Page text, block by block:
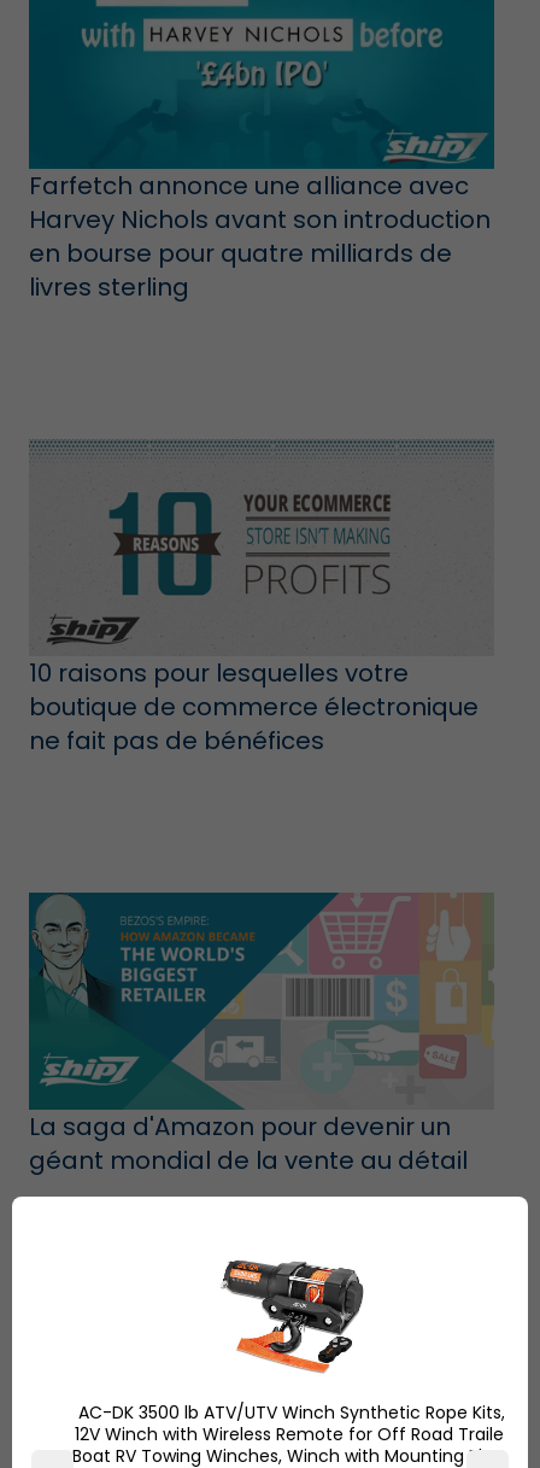
Farfetch annonce une alliance avec
Harvey Nichols avant son introduction
en bourse pour quatre milliards de
livres sterling
10 raisons pour lesquelles votre
boutique de commerce électronique
ne fait pas de bénéfices
La saga d'Amazon pour devenir un
géant mondial de la vente au détail
AC-DK 3500 lb ATV/UTV Winch Synthetic Rope Kits,
12V Winch with Wireless Remote for Off Road Trailer
Boat RV Towing Winches, Winch with Mounting Plate